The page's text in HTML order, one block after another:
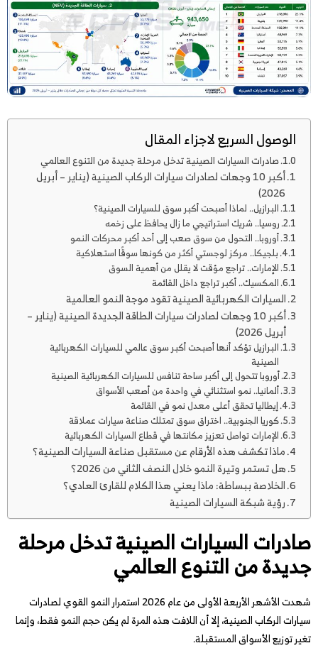
الوصول السريع لاجزاء المقال
صادرات السيارات الصينية تدخل مرحلة جديدة من التنوع العالمي
أكبر 10 وجهات لصادرات سيارات الركاب الصينية (يناير – أبريل
2026)
البرازيل.. لماذا أصبحت أكبر سوق للسيارات الصينية؟
روسيا.. شريك استراتيجي ما زال يحافظ على زخمه
أوروبا.. التحول من سوق صعب إلى أحد أكبر محركات النمو
بلجيكا.. مركز لوجستي أكثر من كونها سوقًا استهلاكية
الإمارات.. تراجع مؤقت لا يقلل من أهمية السوق
المكسيك.. أكبر تراجع داخل القائمة
السيارات الكهربائية الصينية تقود موجة النمو العالمية
أكبر 10 وجهات لصادرات سيارات الطاقة الجديدة الصينية (يناير –
أبريل 2026)
البرازيل تؤكد أنها أصبحت أكبر سوق عالمي للسيارات الكهربائية
الصينية
أوروبا تتحول إلى أكبر ساحة تنافس للسيارات الكهربائية الصينية
ألمانيا.. نمو استثنائي في واحدة من أصعب الأسواق
إيطاليا تحقق أعلى معدل نمو في القائمة
كوريا الجنوبية.. اختراق سوق تمتلك صناعة سيارات عملاقة
الإمارات تواصل تعزيز مكانتها في قطاع السيارات الكهربائية
ماذا تكشف هذه الأرقام عن مستقبل صناعة السيارات الصينية؟
هل تستمر وتيرة النمو خلال النصف الثاني من 2026؟
الخلاصة ببساطة: ماذا يعني هذا الكلام للقارئ العادي؟
رؤية شبكة السيارات الصينية
صادرات السيارات الصينية تدخل مرحلة
جديدة من التنوع العالمي
شهدت الأشهر الأربعة الأولى من عام 2026 استمرار النمو القوي لصادرات
سيارات الركاب الصينية، إلا أن اللافت هذه المرة لم يكن حجم النمو فقط، وإنما
تغير توزيع الأسواق المستقبلة.